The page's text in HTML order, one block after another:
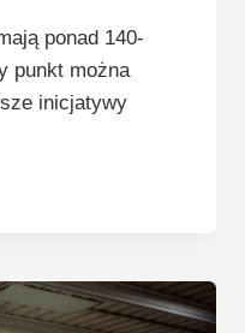
ponad 140-
punkt można
inicjatywy